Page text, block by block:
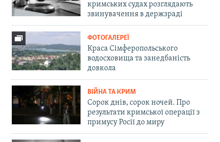
кримських судах розглядають
звинувачення в держзраді
ФОТОГАЛЕРЕЇ
Краса Сімферопольського
водосховища та занедбаність
довкола
ВІЙНА ТА КРИМ
Сорок днів, сорок ночей. Про
результати кримської операції з
примусу Росії до миру